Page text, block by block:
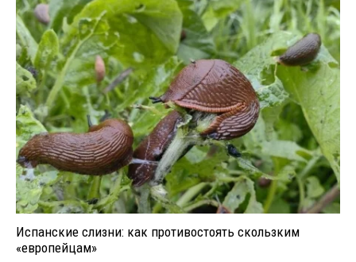
Испанские слизни: как противостоять скользким
«европейцам»